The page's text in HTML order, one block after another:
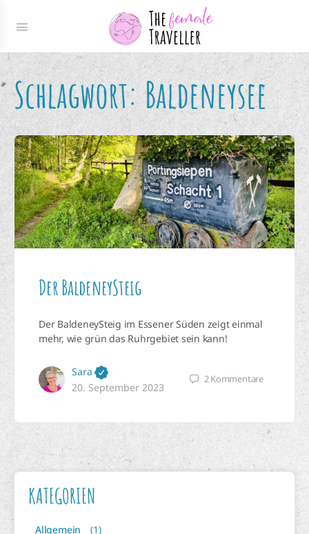
Schlagwort:Baldeneysee
Der BaldeneySteig
Der BaldeneySteig im Essener Süden zeigt einmal
mehr, wie grün das Ruhrgebiet sein kann!
Sara
20. September 2023
2Kommentare
KATEGORIEN
Allgemein (1)